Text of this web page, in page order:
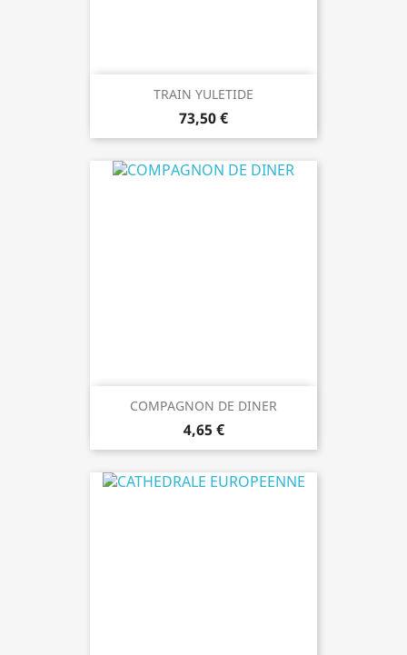
TRAIN YULETIDE
73,50 €
COMPAGNON DE DINER
4,65 €